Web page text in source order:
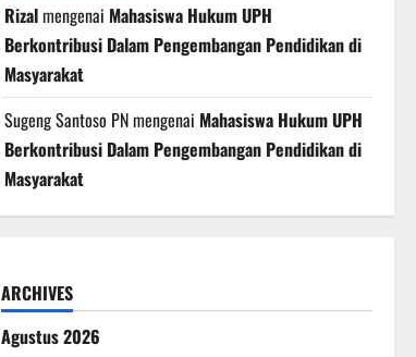
Rizalmengenai Mahasiswa Hukum UPH
Berkontribusi Dalam Pengembangan Pendidikan di
Masyarakat
Sugeng Santoso PNmengenai Mahasiswa Hukum UPH
Berkontribusi Dalam Pengembangan Pendidikan di
Masyarakat
ARCHIVES
Agustus 2026